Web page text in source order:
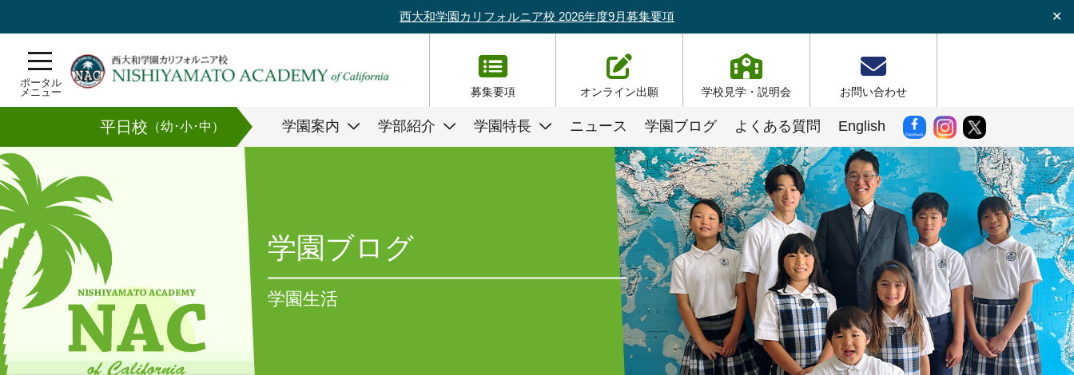
西大和学園カリフォルニア校 2026年度9月募集要項 ✕
ポータル
メニュー
募集要項 オンライン出願 学校見学・説明会 お問い合わせ
平日校 （幼･小･中） 学園案内 学部紹介 学園特長 ニュース 学園ブログ よくある質問 English
学園ブログ
学園生活